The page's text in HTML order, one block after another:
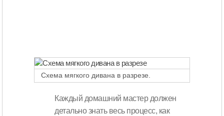
Схема мягкого дивана в разрезе.
Каждый домашний мастер должен
детально знать весь процесс, как